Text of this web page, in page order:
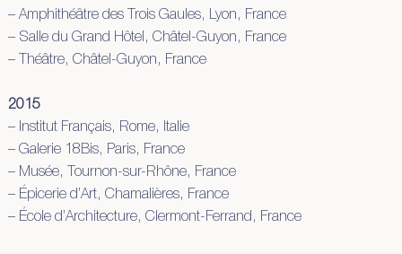
– Amphithéâtre des Trois Gaules, Lyon, France
– Salle du Grand Hôtel, Châtel-Guyon, France
– Théâtre, Châtel-Guyon, France
2015
– Institut Français, Rome, Italie
– Galerie 18Bis, Paris, France
– Musée, Tournon-sur-Rhône, France
– Épicerie d’Art, Chamalières, France
– École d’Architecture, Clermont-Ferrand, France